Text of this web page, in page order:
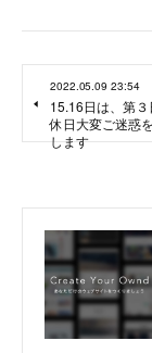
2022.05.09 23:54
15.16日は、第
休日大変ご迷惑
します